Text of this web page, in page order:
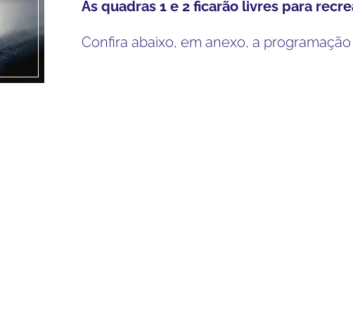
As quadras 1 e 2 ficarão livres para
Confira abaixo, em anexo, a